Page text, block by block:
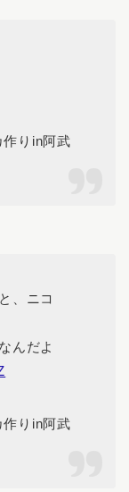
作りin阿武
、ニコ
んだよ
作りin阿武